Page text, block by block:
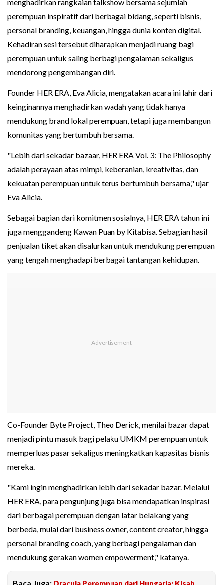
menghadirkan rangkaian talkshow bersama sejumlah
perempuan inspiratif dari berbagai bidang, seperti bisnis,
personal branding, keuangan, hingga dunia konten digital.
Kehadiran sesi tersebut diharapkan menjadi ruang bagi
perempuan untuk saling berbagi pengalaman sekaligus
mendorong pengembangan diri.
Founder HER ERA, Eva Alicia, mengatakan acara ini lahir dari
keinginannya menghadirkan wadah yang tidak hanya
mendukung brand lokal perempuan, tetapi juga membangun
komunitas yang bertumbuh bersama.
"Lebih dari sekadar bazaar, HER ERA Vol. 3: The Philosophy
adalah perayaan atas mimpi, keberanian, kreativitas, dan
kekuatan perempuan untuk terus bertumbuh bersama," ujar
Eva Alicia.
Sebagai bagian dari komitmen sosialnya, HER ERA tahun ini
juga menggandeng Kawan Puan by Kitabisa. Sebagian hasil
penjualan tiket akan disalurkan untuk mendukung perempuan
yang tengah menghadapi berbagai tantangan kehidupan.
Co-Founder Byte Project, Theo Derick, menilai bazar dapat
menjadi pintu masuk bagi pelaku UMKM perempuan untuk
memperluas pasar sekaligus meningkatkan kapasitas bisnis
mereka.
"Kami ingin menghadirkan lebih dari sekadar bazar. Melalui
HER ERA, para pengunjung juga bisa mendapatkan inspirasi
dari berbagai perempuan dengan latar belakang yang
berbeda, mulai dari business owner, content creator, hingga
personal branding coach, yang berbagi pengalaman dan
mendukung gerakan women empowerment," katanya.
Baca Juga: Dracula Perempuan dari Hungaria: Kisah